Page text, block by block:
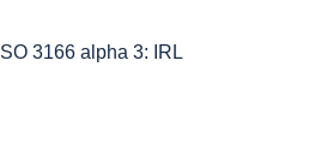
ISO 3166 alpha 3:
IRL